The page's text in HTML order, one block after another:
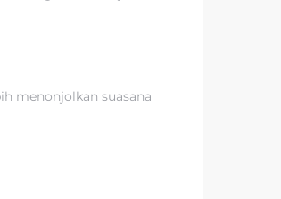
menonjolkan suasana